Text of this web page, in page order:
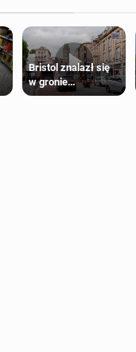
Bristol znalazł się
w gronie
najlepszych